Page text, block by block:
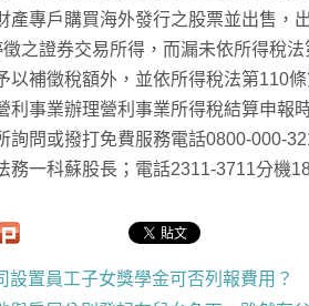
產專戶購買海外發行之股票並出售，
之證券交易所得，而漏未依所得稅
以補徵稅額外，並依所得稅法第110
利事業辦理營利事業所得稅結算申報
詢問或撥打免費服務電話0800-000-
務一科蘇股長；電話2311-3711分機
設置員工子女獎學金可否列報費用？